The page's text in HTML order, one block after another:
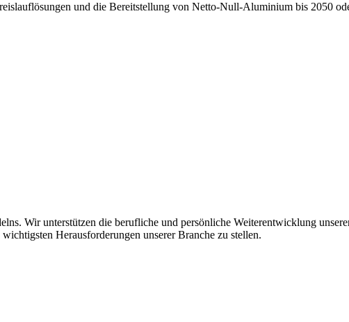
und die Bereitstellung von Netto-Null-Aluminium bis 2050
Wir unterstützen die berufliche und persönliche Weiterentwicklung
Herausforderungen unserer Branche zu stellen.